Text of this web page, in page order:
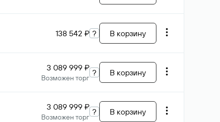
138 542 ₽ ? В корзину
3 089 999 ₽
Возможен торг
? В корзину
3 089 999 ₽
Возможен торг
? В корзину